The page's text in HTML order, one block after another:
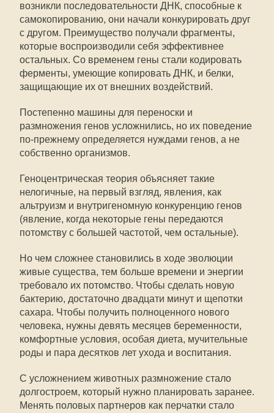
возникли последовательности ДНК, способные к
самокопированию, они начали конкурировать друг
с другом. Преимущество получали фрагменты,
которые воспроизводили себя эффективнее
остальных. Со временем гены стали кодировать
ферменты, умеющие копировать ДНК, и белки,
защищающие их от внешних воздействий.
Постепенно машины для переноски и
размножения генов усложнились, но их поведение
по-прежнему определяется нуждами генов, а не
собственно организмов.
Геноцентрическая теория объясняет такие
нелогичные, на первый взгляд, явления, как
альтруизм и внутригеномную конкуренцию генов
(явление, когда некоторые гены передаются
потомству с большей частотой, чем остальные).
Но чем сложнее становились в ходе эволюции
живые существа, тем больше времени и энергии
требовало их потомство. Чтобы сделать новую
бактерию, достаточно двадцати минут и щепотки
сахара. Чтобы получить полноценного нового
человека, нужны девять месяцев беременности,
комфортные условия, особая диета, мучительные
роды и пара десятков лет ухода и воспитания.
С усложнением животных размножение стало
долгостроем, который нужно планировать заранее.
Менять половых партнеров как перчатки стало